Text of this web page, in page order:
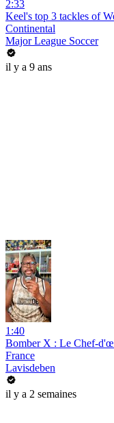
2:33
Keel's top 3 tackles of
Continental
Major League Soccer
il y a 9 ans
1:40
Bomber X : Le Chef-
France
Lavisdeben
il y a 2 semaines